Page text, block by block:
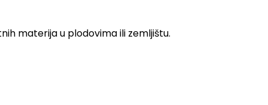
materija u plodovima ili zemljištu.